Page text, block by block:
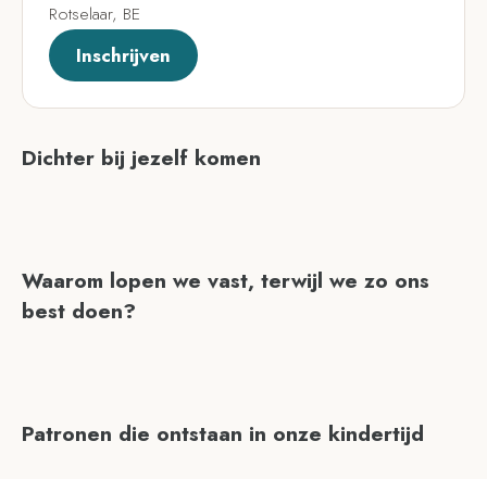
Dichter bij jezelf komen
Waarom lopen we vast, terwijl we zo ons
best doen?
Patronen die ontstaan in onze kindertijd
Rotselaar, BE
Inschrijven